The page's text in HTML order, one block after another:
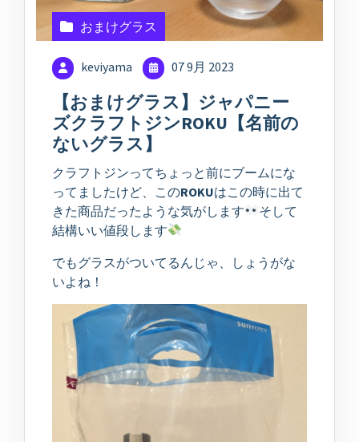
おまけグラス
keviyama 07 9月 2023
【おまけグラス】ジャパニー
ズクラフトジンROKU【名前の
ないグラス】
クラフトジンってちょっと前にブームにな
ってましたけど、このROKUはこの時に出て
きた商品だったような気がします
そして
結構いい値段します
でもグラスがついてるんじゃ、しょうがな
いよね！